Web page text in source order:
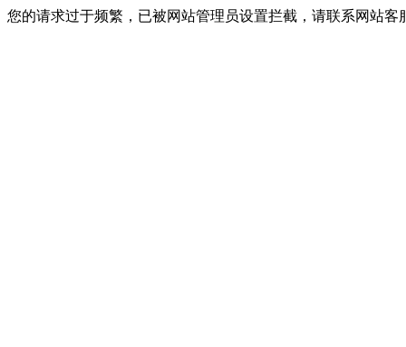
您的请求过于频繁，已被网站管理员设置拦截，请联系网站客